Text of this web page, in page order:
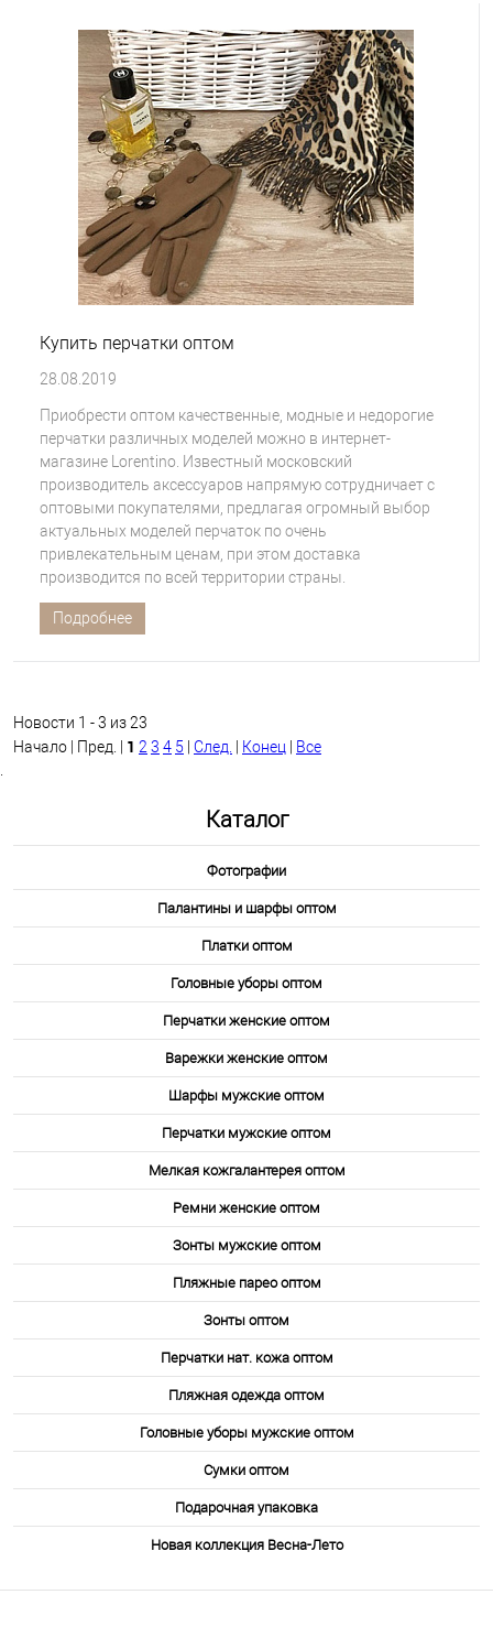
Купить перчатки оптом
28.08.2019
Приобрести оптом качественные, модные и недорогие
перчатки различных моделей можно в интернет-
магазине Lorentino. Известный московский
производитель аксессуаров напрямую сотрудничает с
оптовыми покупателями, предлагая огромный выбор
актуальных моделей перчаток по очень
привлекательным ценам, при этом доставка
производится по всей территории страны.
Подробнее
Новости 1 - 3 из 23
Начало | Пред. | 1 2 3 4 5 След. Конец
Все
Каталог
Фотографии
Палантины и шарфы оптом
Платки оптом
Головные уборы оптом
Перчатки женские оптом
Варежки женские оптом
Шарфы мужские оптом
Перчатки мужские оптом
Мелкая кожгалантерея оптом
Ремни женские оптом
Зонты мужские оптом
Пляжные парео оптом
Зонты оптом
Перчатки нат. кожа оптом
Пляжная одежда оптом
Головные уборы мужские оптом
Сумки оптом
Подарочная упаковка
Новая коллекция Весна-Лето